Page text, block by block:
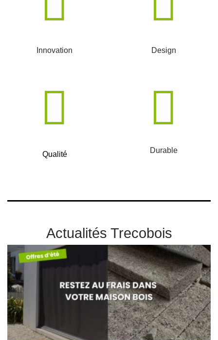
Innovation Design
Qualité Durable
Actualités Trecobois